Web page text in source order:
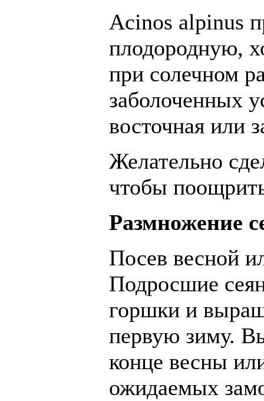
Acinos alpinus
плодородную,
при солечном
заболоченных
восточная или
Желательно
чтобы
Размножение
Посев весной
Подросшие
горшки и
первую зиму.
конце весны
ожидаемых